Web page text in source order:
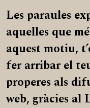
Les paraules
aquelles que
aquest motiu,
fer arribar el
properes als
web, gràcies